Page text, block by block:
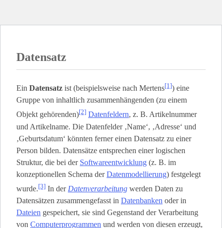
Datensatz
Ein Datensatz ist (beispielsweise nach Mertens[1]) eine
Gruppe von inhaltlich zusammenhängenden (zu einem
Objekt gehörenden)[2] Datenfeldern, z. B. Artikelnummer
und Artikelname. Die Datenfelder ‚Name‘, ‚Adresse‘ und
‚Geburtsdatum‘ könnten ferner einen Datensatz zu einer
Person bilden. Datensätze entsprechen einer logischen
Struktur, die bei der Softwareentwicklung (z. B. im
konzeptionellen Schema derDatenmodellierung) festgelegt
wurde.[3] In der Datenverarbeitung werden Daten zu
Datensätzen zusammengefasst in Datenbanken oder in
Dateien gespeichert, sie sind Gegenstand der Verarbeitung
von Computerprogrammen und werden von diesen erzeugt,